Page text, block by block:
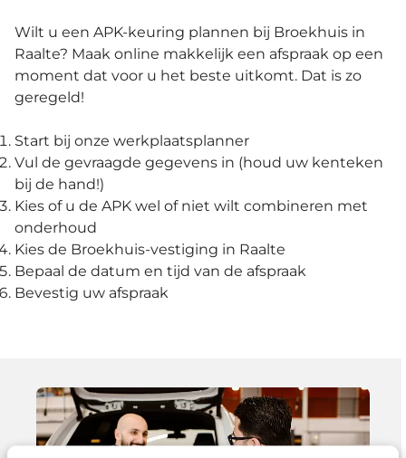
Wilt u een APK-keuring plannen bij Broekhuis in
Raalte? Maak online makkelijk een afspraak op een
moment dat voor u het beste uitkomt. Dat is zo
geregeld!
Start bij onze werkplaatsplanner
Vul de gevraagde gegevens in (houd uw kenteken
bij de hand!)
Kies of u de APK wel of niet wilt combineren met
onderhoud
Kies de Broekhuis-vestiging in Raalte
Bepaal de datum en tijd van de afspraak
Bevestig uw afspraak